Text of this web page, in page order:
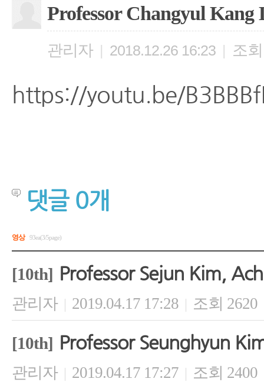
Professor Changyul Kang
관리자 2018.12.26 16:23 조회
https://youtu.be/
댓글 0개
영상 93ea(3/5page)
[10th] Professor Sejun Kim,
관리자 | 2019.04.17 17:28 | 조회 2620
[10th] Professor Seunghyun
관리자 | 2019.04.17 17:27 | 조회 2400